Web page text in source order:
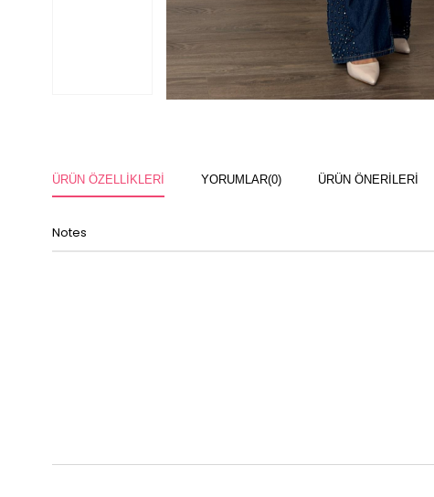
ÜRÜN ÖZELLIKLERI YORUMLAR(0) ÜRÜN ÖNERILERI
Notes